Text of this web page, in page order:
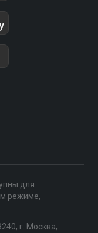
для
режиме,
г. Москва,